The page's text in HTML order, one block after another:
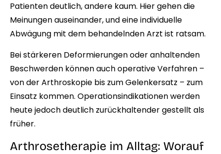
Patienten deutlich, andere kaum. Hier gehen die
Meinungen auseinander, und eine individuelle
Abwägung mit dem behandelnden Arzt ist ratsam.
Bei stärkeren Deformierungen oder anhaltenden
Beschwerden können auch operative Verfahren –
von der Arthroskopie bis zum Gelenkersatz – zum
Einsatz kommen. Operationsindikationen werden
heute jedoch deutlich zurückhaltender gestellt als
früher.
Arthrosetherapie im Alltag: Worauf